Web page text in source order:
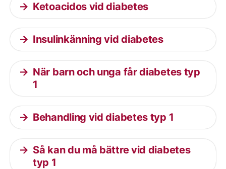
Ketoacidos vid diabetes
Insulinkänning vid diabetes
När barn och unga får diabetes typ
1
Behandling vid diabetes typ 1
Så kan du må bättre vid diabetes
typ 1